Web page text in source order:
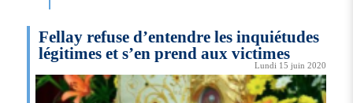
Fellay refuse d’entendre les inquiétudes
légitimes et s’en prend aux victimes
Lundi 15 juin 2020